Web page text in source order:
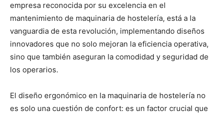
empresa reconocida por su excelencia en el
mantenimiento de maquinaria de hostelería, está a la
vanguardia de esta revolución, implementando diseños
innovadores que no solo mejoran la eficiencia operativa,
sino que también aseguran la comodidad y seguridad de
los operarios.
El diseño ergonómico en la maquinaria de hostelería no
es solo una cuestión de confort: es un factor crucial que